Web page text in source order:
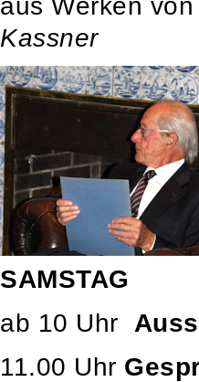
aus Werken
Kassner
SAMSTAG
ab 10 Uhr
11.00 Uhr